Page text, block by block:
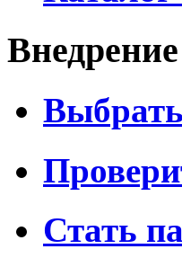
Внедрение
Стать